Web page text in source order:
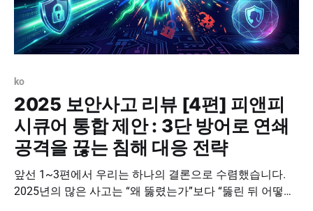
ko
2025 보안사고 리뷰 [4편] 피앤피
시큐어 통합 제안 : 3단 방어로 연쇄
공격을 끊는 침해 대응 전략
앞선 1~3편에서 우리는 하나의 결론으로 수렴했습니다.
2025년의 많은 사고는 “왜 뚫렸는가”보다 “뚫린 뒤 어떻게,